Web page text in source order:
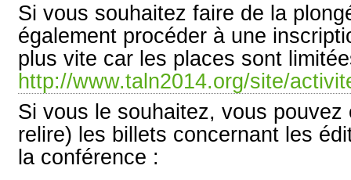
Si vous souhaitez faire de la
également procéder à une
plus vite car les places sont
http://www.taln2014.org/site/
Si vous le souhaitez, vous pouvez
relire) les billets concernant les
la conférence :